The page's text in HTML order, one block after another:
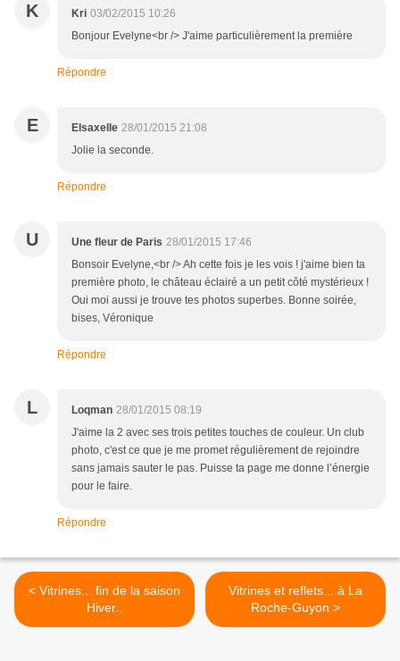
K Kri 03/02/2015 10:26
Bonjour Evelyne<br /> J'aime particulièrement la première
Répondre
E Elsaxelle 28/01/2015 21:08
Jolie la seconde.
Répondre
U Une fleur de Paris 28/01/2015 17:46
Bonsoir Evelyne,<br /> Ah cette fois je les vois ! j'aime bien ta
première photo, le château éclairé a un petit côté mystérieux !
Oui moi aussi je trouve tes photos superbes. Bonne soirée,
bises, Véronique
Répondre
L Loqman 28/01/2015 08:19
J'aime la 2 avec ses trois petites touches de couleur. Un club
photo, c'est ce que je me promet régulièrement de rejoindre
sans jamais sauter le pas. Puisse ta page me donne l’énergie
pour le faire.
Répondre
< Vitrines... fin de la saison
Hiver..
Vitrines et reflets... à La
Roche-Guyon >